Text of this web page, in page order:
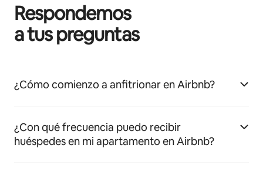
Respondemos
a tus preguntas
¿Cómo comienzo a anfitrionar en Airbnb?
¿Con qué frecuencia puedo recibir
huéspedes en mi apartamento en Airbnb?